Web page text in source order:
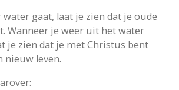
gaat, laat je zien dat je oude
Wanneer je weer uit het water
je zien dat je met Christus bent
nieuw leven.